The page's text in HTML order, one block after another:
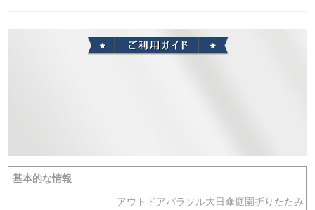
基本的な情報
アウトドアパラソル大日傘庭園折りたたみ